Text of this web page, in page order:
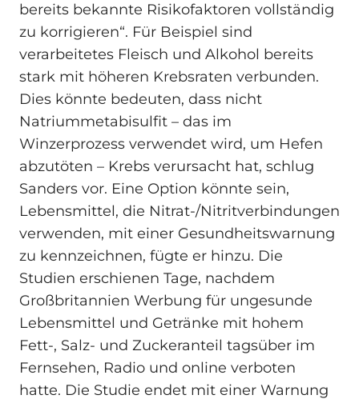
bereits bekannte Risikofaktoren vollständig
zu korrigieren“. Für Beispiel sind
verarbeitetes Fleisch und Alkohol bereits
stark mit höheren Krebsraten verbunden.
Dies könnte bedeuten, dass nicht
Natriummetabisulfit – das im
Winzerprozess verwendet wird, um Hefen
abzutöten – Krebs verursacht hat, schlug
Sanders vor. Eine Option könnte sein,
Lebensmittel, die Nitrat-/Nitritverbindungen
verwenden, mit einer Gesundheitswarnung
zu kennzeichnen, fügte er hinzu. Die
Studien erschienen Tage, nachdem
Großbritannien Werbung für ungesunde
Lebensmittel und Getränke mit hohem
Fett-, Salz- und Zuckeranteil tagsüber im
Fernsehen, Radio und online verboten
hatte. Die Studie endet mit einer Warnung